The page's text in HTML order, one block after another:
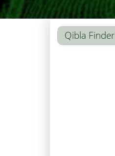
Qibla Finder